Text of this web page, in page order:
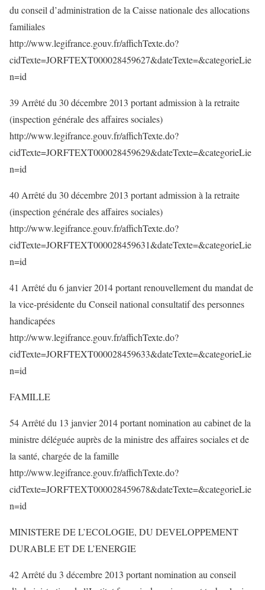
du conseil d’administration de la Caisse nationale des allocations
familiales
http://www.legifrance.gouv.fr/affichTexte.do?
cidTexte=JORFTEXT000028459627&dateTexte=&categorieLie
n=id
39 Arrêté du 30 décembre 2013 portant admission à la retraite
(inspection générale des affaires sociales)
http://www.legifrance.gouv.fr/affichTexte.do?
cidTexte=JORFTEXT000028459629&dateTexte=&categorieLie
n=id
40 Arrêté du 30 décembre 2013 portant admission à la retraite
(inspection générale des affaires sociales)
http://www.legifrance.gouv.fr/affichTexte.do?
cidTexte=JORFTEXT000028459631&dateTexte=&categorieLie
n=id
41 Arrêté du 6 janvier 2014 portant renouvellement du mandat de
la vice-présidente du Conseil national consultatif des personnes
handicapées
http://www.legifrance.gouv.fr/affichTexte.do?
cidTexte=JORFTEXT000028459633&dateTexte=&categorieLie
n=id
FAMILLE
54 Arrêté du 13 janvier 2014 portant nomination au cabinet de la
ministre déléguée auprès de la ministre des affaires sociales et de
la santé, chargée de la famille
http://www.legifrance.gouv.fr/affichTexte.do?
cidTexte=JORFTEXT000028459678&dateTexte=&categorieLie
n=id
MINISTERE DE L’ECOLOGIE, DU DEVELOPPEMENT
DURABLE ET DE L’ENERGIE
42 Arrêté du 3 décembre 2013 portant nomination au conseil